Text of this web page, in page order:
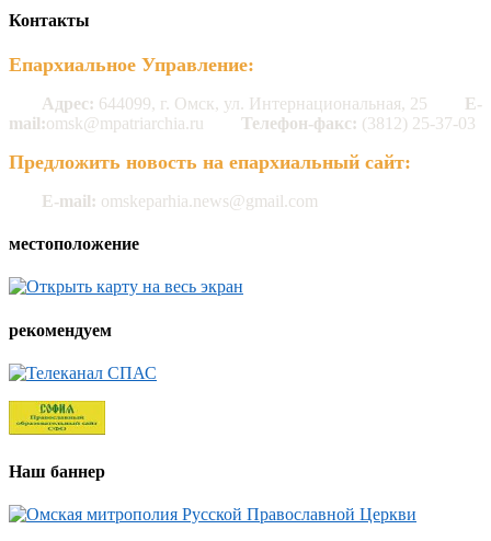
Контакты
Епархиальное Управление:
Адрес: 644099, г. Омск, ул. Интернациональная, 25
E-
mail:omsk@mpatriarchia.ru Телефон-факс: (3812) 25-37-03
Предложить новость на епархиальный сайт:
E-mail: omskeparhia.news@gmail.com
местоположение
рекомендуем
Наш баннер